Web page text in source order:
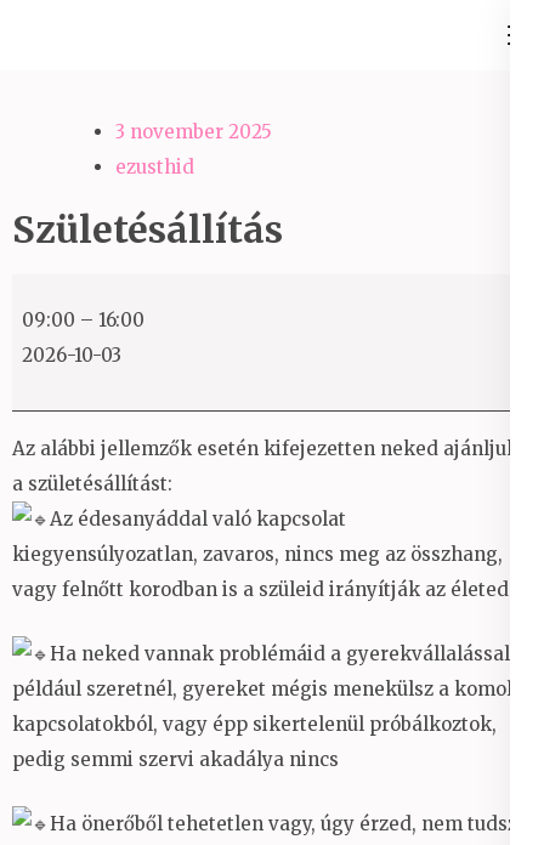
3 november 2025
ezusthid
Születésállítás
09:00 – 16:00
2026-10-03
Az alábbi jellemzők esetén kifejezetten neked ajánljuk
a születésállítást:
Az édesanyáddal való kapcsolat
kiegyensúlyozatlan, zavaros, nincs meg az összhang,
vagy felnőtt korodban is a szüleid irányítják az életedet
Ha neked vannak problémáid a gyerekvállalással,
például szeretnél, gyereket mégis menekülsz a komoly
kapcsolatokból, vagy épp sikertelenül próbálkoztok,
pedig semmi szervi akadálya nincs
Ha önerőből tehetetlen vagy, úgy érzed, nem tudsz